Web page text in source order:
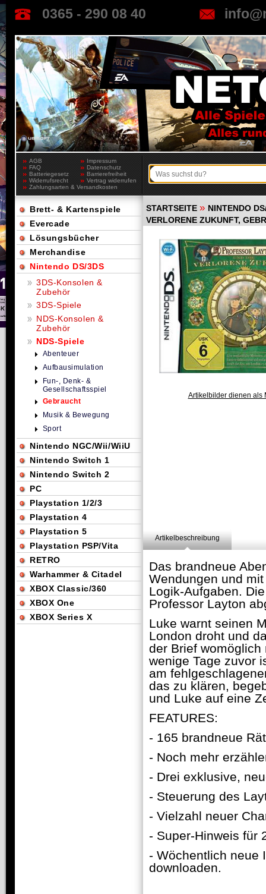
0365 - 290 08 40
AGB
Impressum
FAQ
Datenschutz
Batteriegesetz
Barrierefreiheit
Widerrufsrecht
Vertrag widerrufen
Zahlungsarten & Versandkosten
STARTSEITE » NINTENDO
VERLORENE ZUKUNFT,
Artikelbilder dienen als
Artikelbeschreibung
Das brandneue
Wendungen und
Logik-Aufgaben.
Professor Layton
Luke warnt seinen
London droht und
der Brief
wenige Tage zuvor
am
das zu klären,
und Luke auf eine
FEATURES:
- 165 brandneue
- Noch mehr
- Drei exklusive,
- Steuerung des
- Vielzahl neuer
- Super-Hinweis für
- Wöchentlich neue
downloaden.
Brett- & Kartenspiele
Evercade
Lösungsbücher
Merchandise
Nintendo DS/3DS
3DS-Konsolen &
Zubehör
3DS-Spiele
NDS-Konsolen &
Zubehör
NDS-Spiele
Abenteuer
Aufbausimulation
Fun-, Denk- &
Gesellschaftsspiel
Gebraucht
Musik & Bewegung
Sport
Nintendo NGC/Wii/WiiU
Nintendo Switch 1
Nintendo Switch 2
PC
Playstation 1/2/3
Playstation 4
Playstation 5
Playstation PSP/Vita
RETRO
Warhammer & Citadel
XBOX Classic/360
XBOX One
XBOX Series X